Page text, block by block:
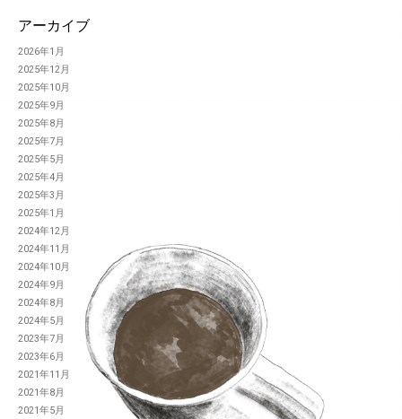
アーカイブ
2026年1月
2025年12月
2025年10月
2025年9月
2025年8月
2025年7月
2025年5月
2025年4月
2025年3月
2025年1月
2024年12月
2024年11月
2024年10月
2024年9月
2024年8月
2024年5月
2023年7月
2023年6月
2021年11月
2021年8月
2021年5月